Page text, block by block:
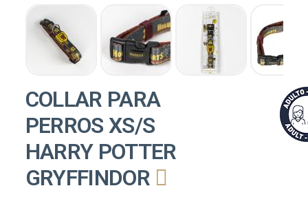
COLLAR PARA
PERROS XS/S
HARRY POTTER
GRYFFINDOR